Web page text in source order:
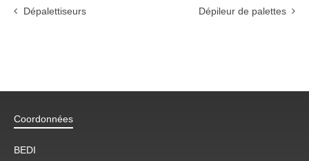
Dépalettiseurs Dépileur de palettes
Coordonnées
BEDI